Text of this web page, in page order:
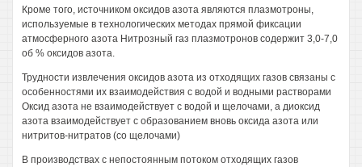
Кроме того, источником оксидов азота являются плазмотроны,
используемые в технологических методах прямой фиксации
атмосферного азота Нитрозный газ плазмотронов содержит 3,0-7,0
об % оксидов азота.
Трудности извлечения оксидов азота из отходящих газов связаны с
особенностями их взаимодействия с водой и водными растворами
Оксид азота не взаимодействует с водой и щелочами, а диоксид
азота взаимодействует с образованием вновь оксида азота или
нитритов-нитратов (со щелочами)
В производствах с непостоянным потоком отходящих газов